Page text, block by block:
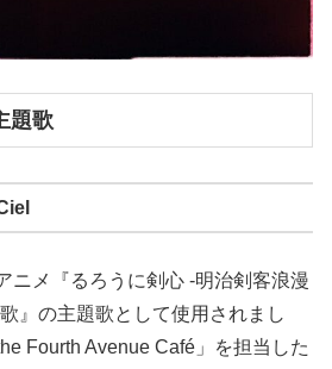
題歌
ニメ『るろうに剣心 -明治剣客浪漫
』の主題歌として使用されまし
Fourth Avenue Café」を担当した